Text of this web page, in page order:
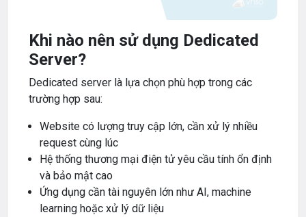
Khi nào nên sử dụng Dedicated
Server?
Dedicated server là lựa chọn phù hợp trong các
trường hợp sau:
Website có lượng truy cập lớn, cần xử lý nhiều
request cùng lúc
Hệ thống thương mại điện tử yêu cầu tính ổn định
và bảo mật cao
Ứng dụng cần tài nguyên lớn như AI, machine
learning hoặc xử lý dữ liệu